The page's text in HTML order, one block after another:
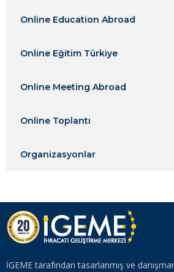
Online Education Abroad
Online Eğitim Türkiye
Online Meeting Abroad
Online Toplantı
Organizasyonlar
İGEME tarafından tasarlanmış ve